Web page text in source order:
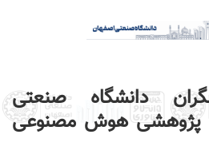
دانشگاه صنعتی
پژوهشی هوش مصنوعی